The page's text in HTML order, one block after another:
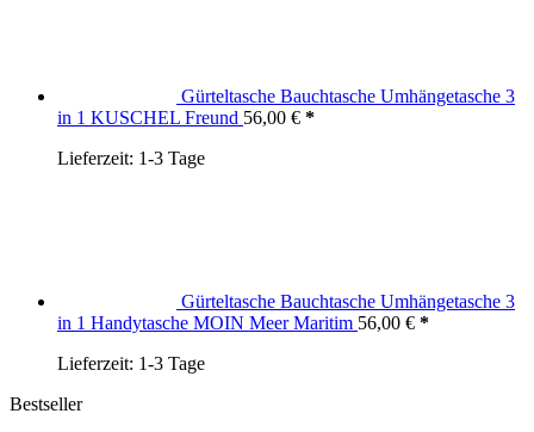
Gürteltasche Bauchtasche Umhängetasche 3
in 1 KUSCHEL Freund 56,00 €
Lieferzeit: 1-3 Tage
Gürteltasche Bauchtasche Umhängetasche 3
in 1 Handytasche MOIN Meer Maritim 56,00 €
Lieferzeit: 1-3 Tage
Bestseller